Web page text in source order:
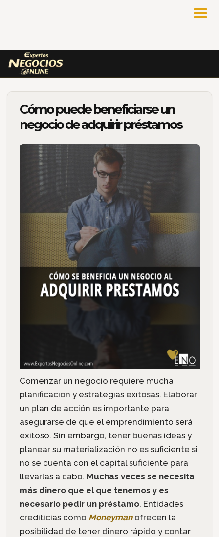
Cómo puede beneficiarse un
negocio de adquirir préstamos
Comenzar un negocio requiere mucha
planificación y estrategias exitosas. Elaborar
un plan de acción es importante para
asegurarse de que el emprendimiento será
exitoso. Sin embargo, tener buenas ideas y
planear su materialización no es suficiente si
no se cuenta con el capital suficiente para
llevarlas a cabo. Muchas veces se necesita
más dinero que el que tenemos y es
necesario pedir un préstamo. Entidades
crediticias como Moneymanofrecen la
posibilidad de tener dinero rápido y contar